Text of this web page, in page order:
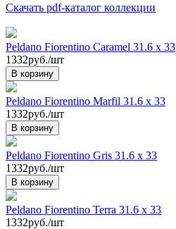
Скачать pdf-каталог коллекции
Peldano Fiorentino Caramel 31.6 х 33
1332руб./шт
В корзину
Peldano Fiorentino Marfil 31.6 х 33
1332руб./шт
В корзину
Peldano Fiorentino Gris 31.6 х 33
1332руб./шт
В корзину
Peldano Fiorentino Terra 31.6 х 33
1332руб./шт